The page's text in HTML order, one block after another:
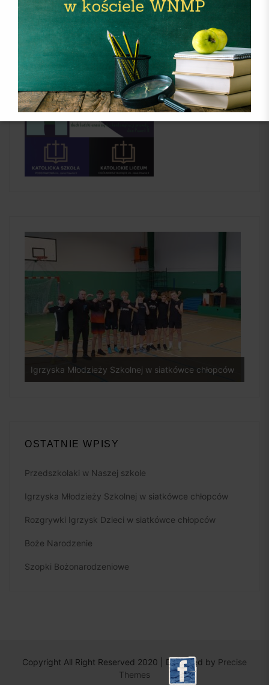
Igrzyska Młodzieży Szkolnej w siatkówce chłopców
OSTATNIE WPISY
Przedszkolaki w Naszej szkole
Igrzyska Młodzieży Szkolnej w siatkówce chłopców
Rozgrywki Igrzysk Dzieci w siatkówce chłopców
Boże Narodzenie
Szopki Bożonarodzeniowe
Copyright All Right Reserved 2020 | Designed by Precise
Themes